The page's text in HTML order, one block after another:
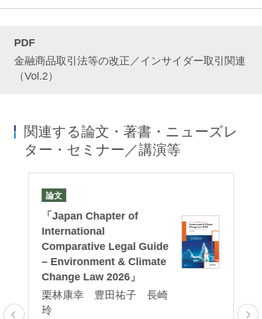
PDF
金融商品取引法等の改正／インサイダー取引関連
（Vol.2）
関連する論文・著書・ニューズレ
ター・セミナー／講演等
論文
「Japan Chapter of
International
Comparative Legal Guide
– Environment & Climate
Change Law 2026」
栗林康幸 豊田祐子 長崎
玲